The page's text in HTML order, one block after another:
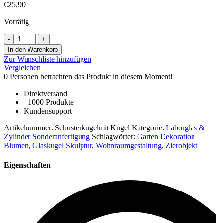
€25,90
Vorrätig
Schusterkugel,
Heilig
Grab
Kugel,
Ø
13,5
cm
Höhe
18
klar
Glas
mundgeblasen
mit
einer
In den Warenkorb
Zur Wunschliste hinzufügen
Vergleichen
0 Personen betrachten das Produkt in diesem Moment!
Direktversand
+1000 Produkte
Kundensupport
Artikelnummer: Schusterkugelmit Kugel Kategorie: Laborglas &
Zylinder Sonderanfertigung Schlagwörter: Garten Dekoration
Blumen, Glaskugel Skulptur, Wohnraumgestaltung, Zierobjekt
Eigenschaften